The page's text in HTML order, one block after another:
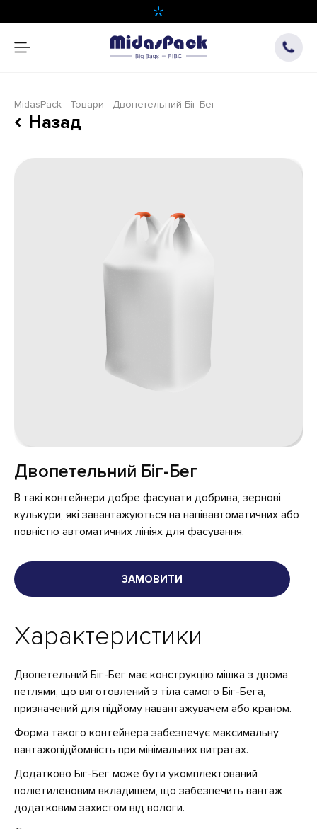
MidasPack Товари Двопетельний Біг-Бег
Назад
Двопетельний Біг-Бег
В такі контейнери добре фасувати добрива, зернові
кулькури, які завантажуються на напівавтоматичних або
повністю автоматичних лініях для фасування.
ЗАМОВИТИ
Характеристики
Двопетельний Біг-Бег має конструкцію мішка з двома
петлями, що виготовлений з тіла самого Біг-Бега,
призначений для підйому навантажувачем або краном.
Форма такого контейнера забезпечує максимальну
вантажопідйомність при мінімальних витратах.
Додатково Біг-Бег може бути укомплектований
поліетиленовим вкладишем, що забезпечить вантаж
додатковим захистом від вологи.